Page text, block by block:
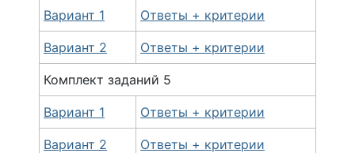
Вариант 1 Ответы + критерии
Вариант 2 Ответы + критерии
Комплект заданий 5
Вариант 1 Ответы + критерии
Вариант 2 Ответы + критерии